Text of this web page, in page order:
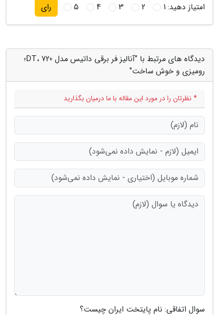
امتیاز دهید:1
2
3
4
5 رای
دیدگاه های مرتبط با "آنالیز فر برقی داتیس مدل DT، 720؛
رومیزی و خوش ساخت"
* نظرتان را در مورد این مقاله با ما درمیان بگذارید
سوال اتفاقی: نام پایتخت ایران چیست؟